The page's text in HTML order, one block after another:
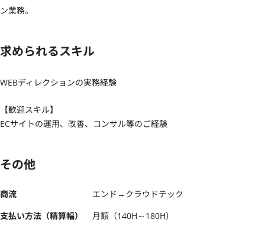
ン業務。
求められるスキル
WEBディレクションの実務経験
【歓迎スキル】
ECサイトの運用、改善、コンサル等のご経験
その他
商流
エンド→クラウドテック
支払い方法（精算幅）
月額（140H～180H）